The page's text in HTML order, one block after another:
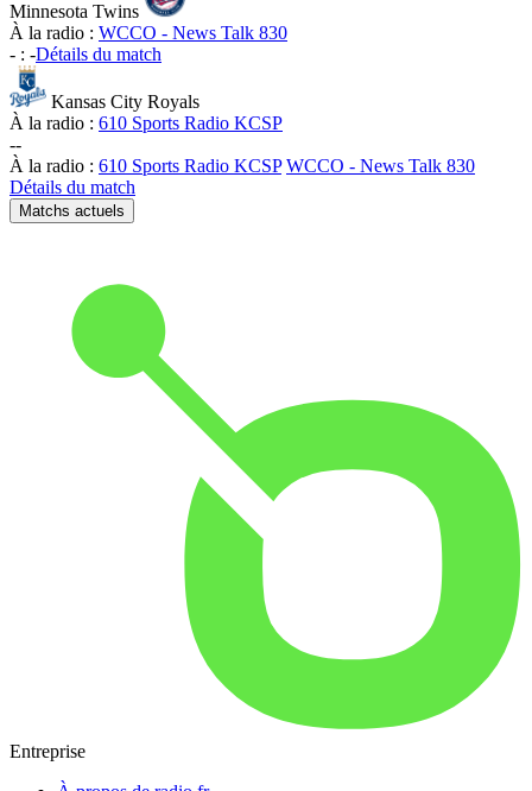
Minnesota Twins
À la radio : WCCO - News Talk 830
- : -Détails du match
Kansas City Royals
À la radio : 610 Sports Radio KCSP
--
À la radio : 610 Sports Radio KCSP WCCO - News Talk 830
Détails du match
Matchs actuels
Entreprise